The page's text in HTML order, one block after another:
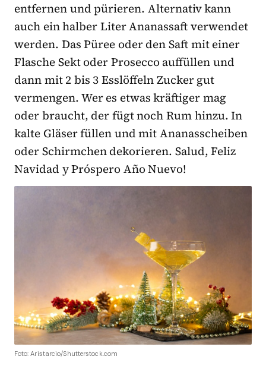
entfernen und pürieren. Alternativ kann
auch ein halber Liter Ananassaft verwendet
werden. Das Püree oder den Saft mit einer
Flasche Sekt oder Prosecco auffüllen und
dann mit 2 bis 3 Esslöffeln Zucker gut
vermengen. Wer es etwas kräftiger mag
oder braucht, der fügt noch Rum hinzu. In
kalte Gläser füllen und mit Ananasscheiben
oder Schirmchen dekorieren. Salud, Feliz
Navidad y Próspero Año Nuevo!
Foto: Aristarcio/Shutterstock.com